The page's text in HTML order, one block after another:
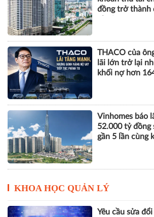
đồng trở thành
THACO của
lãi lớn trở lại
khối nợ hơn
Vinhomes báo
52.000 tỷ đồng
gần 5 lần cùng
KHOA HỌC QUẢN LÝ
Yêu cầu sửa